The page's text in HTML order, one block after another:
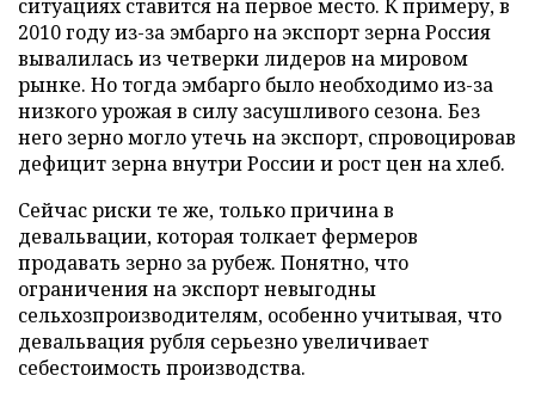
ситуациях ставится на первое место. К примеру, в
2010 году из-за эмбарго на экспорт зерна Россия
вывалилась из четверки лидеров на мировом
рынке. Но тогда эмбарго было необходимо из-за
низкого урожая в силу засушливого сезона. Без
него зерно могло утечь на экспорт, спровоцировав
дефицит зерна внутри России и рост цен на хлеб.
Сейчас риски те же, только причина в
девальвации, которая толкает фермеров
продавать зерно за рубеж. Понятно, что
ограничения на экспорт невыгодны
сельхозпроизводителям, особенно учитывая, что
девальвация рубля серьезно увеличивает
себестоимость производства.